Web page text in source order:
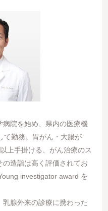
院を始め、県内の医療機
て勤務。胃がん・大腸が
上手掛ける、がん治療のス
造詣は高く評価されてお
investigator award を
腺外来の診療に携わった